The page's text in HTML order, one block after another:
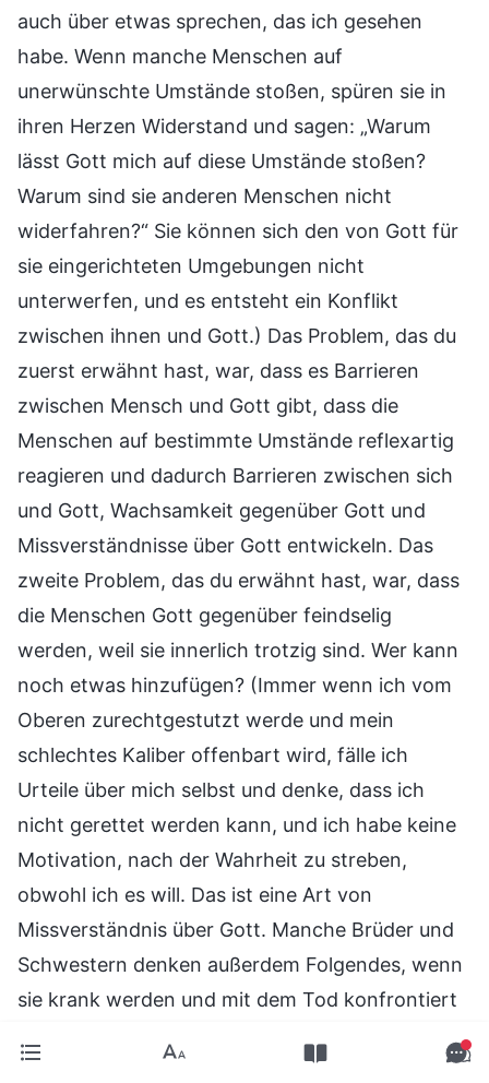
auch über etwas sprechen, das ich gesehen
habe. Wenn manche Menschen auf
unerwünschte Umstände stoßen, spüren sie in
ihren Herzen Widerstand und sagen: „Warum
lässt Gott mich auf diese Umstände stoßen?
Warum sind sie anderen Menschen nicht
widerfahren?“ Sie können sich den von Gott für
sie eingerichteten Umgebungen nicht
unterwerfen, und es entsteht ein Konflikt
zwischen ihnen und Gott.) Das Problem, das du
zuerst erwähnt hast, war, dass es Barrieren
zwischen Mensch und Gott gibt, dass die
Menschen auf bestimmte Umstände reflexartig
reagieren und dadurch Barrieren zwischen sich
und Gott, Wachsamkeit gegenüber Gott und
Missverständnisse über Gott entwickeln. Das
zweite Problem, das du erwähnt hast, war, dass
die Menschen Gott gegenüber feindselig
werden, weil sie innerlich trotzig sind. Wer kann
noch etwas hinzufügen? (Immer wenn ich vom
Oberen zurechtgestutzt werde und mein
schlechtes Kaliber offenbart wird, fälle ich
Urteile über mich selbst und denke, dass ich
nicht gerettet werden kann, und ich habe keine
Motivation, nach der Wahrheit zu streben,
obwohl ich es will. Das ist eine Art von
Missverständnis über Gott. Manche Brüder und
Schwestern denken außerdem Folgendes, wenn
sie krank werden und mit dem Tod konfrontiert
Herumrennen und Aufwenden, das ich für Ihn